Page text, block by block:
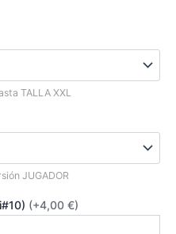
TALLA XXL
JUGADOR
(+4,00 €)